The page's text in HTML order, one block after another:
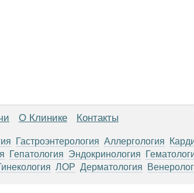
О Клинике Контакты
Гастроэнтерология Аллергология
Гепатология Эндокринология
ЛОР Дерматология